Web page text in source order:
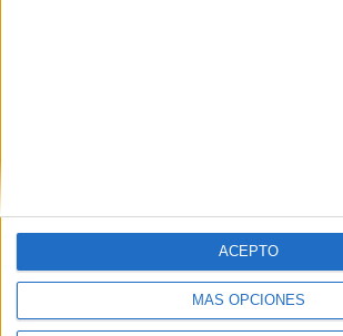
MÁS OPCIONES
ACEPTO
Y como regalo de agradecimiento, por
gratis una copia de nuestro ebook con 100
primer año de universidad